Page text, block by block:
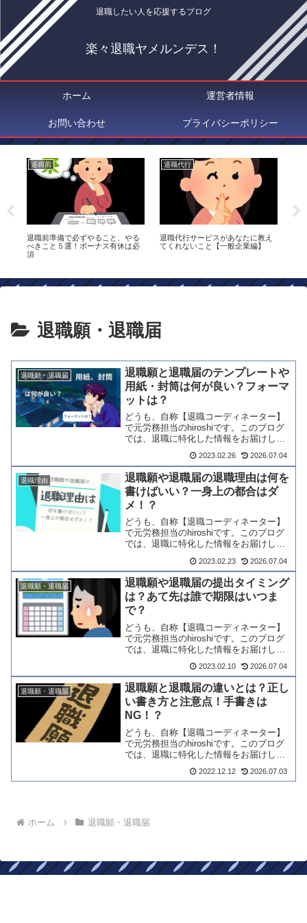
退職したい人を応援するブログ
楽々退職ヤメルンデス！
ホーム 運営者情報
お問い合わせ プライバシーポリシー
退職前
退職前準備で必ずやること、やる
べきこと５選！ボーナス有休は必
須
退職代行
退職代行サービスがあなたに教え
てくれないこと【一般企業編】
退職願・退職届
退職願・退職届
退職願と退職届のテンプレートや
用紙・封筒は何が良い？フォーマ
ットは？
どうも、自称【退職コーディネーター】
で元労務担当のhiroshiです。このブログ
では、退職に特化した情報をお届けして
おります。私も、初めて会社を退職する
ときは、何をどうすればよいか全くわか
りませんでした。企業側も、退職すると
きの説明などは全...
2023.02.26 2026.07.04
退職理由
退職願や退職届の退職理由は何を
書けばいい？一身上の都合はダ
メ！？
どうも、自称【退職コーディネーター】
で元労務担当のhiroshiです。このブログ
では、退職に特化した情報をお届けして
合により退職させていただきます」みた
いな感じで書く人多くないですか？私が
退職した時は、こ...
2023.02.23 2026.07.04
退職願・退職届
退職願や退職届の提出タイミング
は？あて先は誰で期限はいつま
で？
どうも、自称【退職コーディネーター】
で元労務担当のhiroshiです。このブログ
では、退職に特化した情報をお届けして
たけど、果たしてどういうタイミングで
退職願や退職届を提出すればいいのかよ
くわからない、と...
2023.02.10 2026.07.04
退職願・退職届
退職願と退職届の違いとは？正し
い書き方と注意点！手書きは
NG！？
どうも、自称【退職コーディネーター】
で元労務担当のhiroshiです。このブログ
では、退職に特化した情報をお届けして
に、何をしたらいいかというのが分から
2022.12.12 2026.07.03
ホーム 退職願・退職届